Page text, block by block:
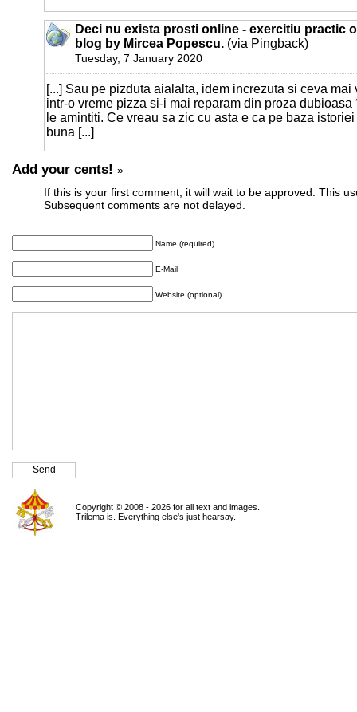
Deci nu exista prosti online - exercitiu practic
blog by Mircea Popescu. (via Pingback)
Tuesday, 7 January 2020
[...] Sau pe pizduta aialalta, idem increzuta si ceva mai
intr-o vreme pizza si-i mai reparam din proza dubioasa
le amintiti. Ce vreau sa zic cu asta e ca pe baza
buna [...]
Add your cents! »
If this is your first comment, it will wait to be approved. This
Subsequent comments are not delayed.
Name (required)
E-Mail
Website (optional)
Copyright © 2008 - 2026 for all text and images.
Trilema is. Everything else's just hearsay.